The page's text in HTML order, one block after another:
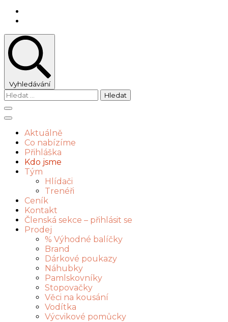
Vyhledávání
Vyhledávání
Aktuálně
Co nabízíme
Přihláška
Kdo jsme
Tým
Hlídači
Trenéři
Ceník
Kontakt
Členská sekce – přihlásit se
Prodej
% Výhodné balíčky
Brand
Dárkové poukazy
Náhubky
Pamlskovníky
Stopovačky
Věci na kousání
Vodítka
Výcvikové pomůcky